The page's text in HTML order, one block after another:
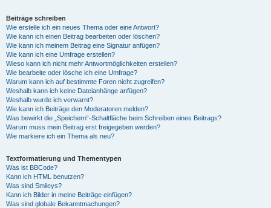
Beiträge schreiben
Wie erstelle ich ein neues Thema oder eine Antwort?
Wie kann ich einen Beitrag bearbeiten oder löschen?
Wie kann ich meinem Beitrag eine Signatur anfügen?
Wie kann ich eine Umfrage erstellen?
Wieso kann ich nicht mehr Antwortmöglichkeiten erstellen?
Wie bearbeite oder lösche ich eine Umfrage?
Warum kann ich auf bestimmte Foren nicht zugreifen?
Weshalb kann ich keine Dateianhänge anfügen?
Weshalb wurde ich verwarnt?
Wie kann ich Beiträge den Moderatoren melden?
Was bewirkt die „Speichern“-Schaltfläche beim Schreiben eines Beitrags?
Warum muss mein Beitrag erst freigegeben werden?
Wie markiere ich ein Thema als neu?
Textformatierung und Thementypen
Was ist BBCode?
Kann ich HTML benutzen?
Was sind Smileys?
Kann ich Bilder in meine Beiträge einfügen?
Was sind globale Bekanntmachungen?